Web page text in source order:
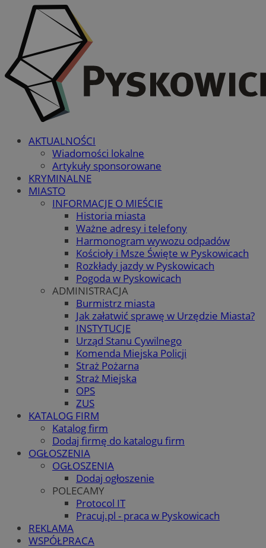
AKTUALNOŚCI
Wiadomości lokalne
Artykuły sponsorowane
KRYMINALNE
MIASTO
INFORMACJE O MIEŚCIE
Historia miasta
Ważne adresy i telefony
Harmonogram wywozu odpadów
Kościoły i Msze Święte w Pyskowicach
Rozkłady jazdy w Pyskowicach
Pogoda w Pyskowicach
ADMINISTRACJA
Burmistrz miasta
Jak załatwić sprawę w Urzędzie Miasta?
INSTYTUCJE
Urząd Stanu Cywilnego
Komenda Miejska Policji
Straż Pożarna
Straż Miejska
OPS
ZUS
KATALOG FIRM
Katalog firm
Dodaj firmę do katalogu firm
OGŁOSZENIA
OGŁOSZENIA
Dodaj ogłoszenie
POLECAMY
Protocol IT
Pracuj.pl - praca w Pyskowicach
REKLAMA
WSPÓŁPRACA